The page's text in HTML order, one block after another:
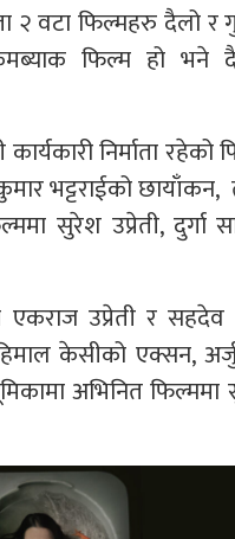
२ वटा फिल्महरु दैलो
फिल्म हो भने
निर्माता रहेको
भट्टराईको छायाँकन,
सुरेश उप्रेती, दुर्गा
एकराज उप्रेती र
केसीको एक्सन,
अभिनित फिल्ममा